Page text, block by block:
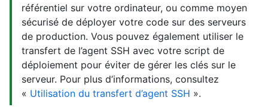
référentiel sur votre ordinateur, ou comme moyen
sécurisé de déployer votre code sur des serveurs
de production. Vous pouvez également utiliser le
transfert de l’agent SSH avec votre script de
déploiement pour éviter de gérer les clés sur le
serveur. Pour plus d’informations, consultez
« Utilisation du transfert d’agent SSH ».